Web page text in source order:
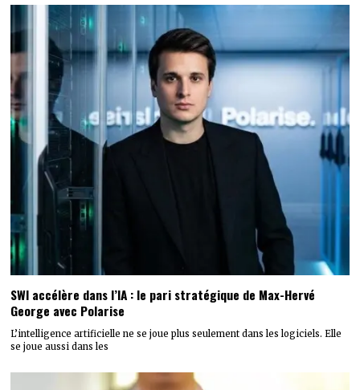
SWI accélère dans l’IA : le pari stratégique de Max-Hervé
George avec Polarise
L’intelligence artificielle ne se joue plus seulement dans les logiciels. Elle
se joue aussi dans les